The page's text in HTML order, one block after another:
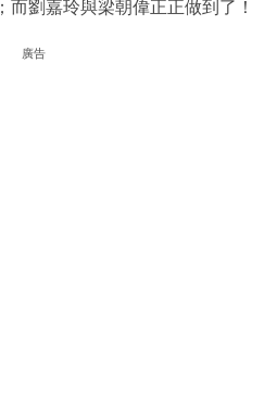
劉嘉玲與梁朝偉正正做到了！
廣告